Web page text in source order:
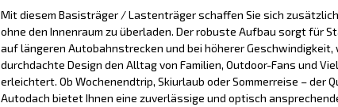
Mit diesem Basisträger / Lastenträger schaffen Sie sich
ohne den Innenraum zu überladen. Der robuste Aufbau sorgt für
auf längeren Autobahnstrecken und bei höherer Geschwindigkeit,
durchdachte Design den Alltag von Familien, Outdoor-Fans und
erleichtert. Ob Wochenendtrip, Skiurlaub oder Sommerreise – der
Autodach bietet Ihnen eine zuverlässige und optisch